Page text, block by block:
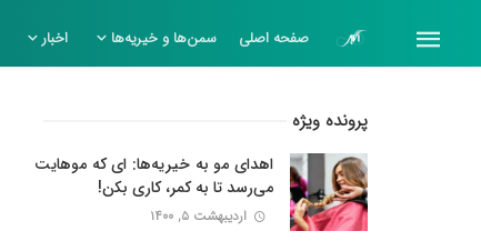
صفحه اصلی سمن‌ها و خیریه‌ها اخبار
پرونده ویژه
اهدای مو به خیریه‌ها: ای که موهایت
می‌رسد تا به کمر، کاری بکن!
اردیبهشت ۵, ۱۴۰۰